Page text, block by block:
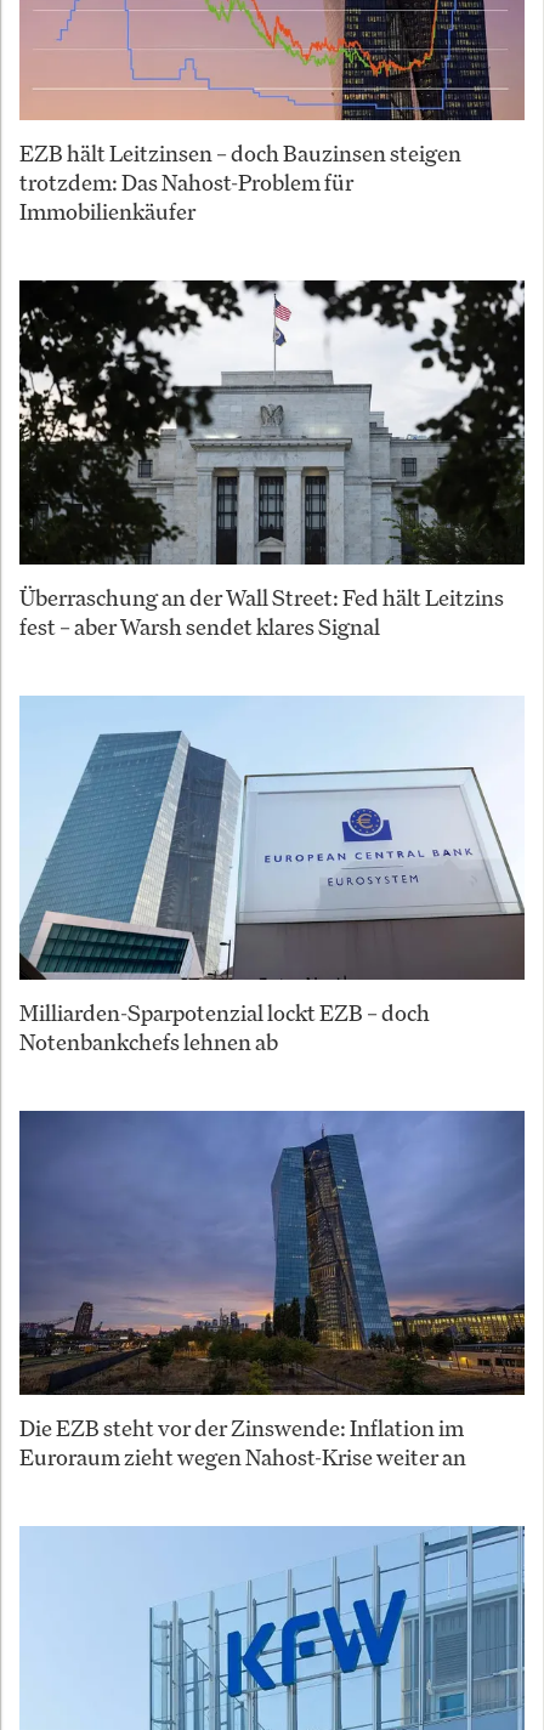
EZB hält Leitzinsen – doch Bauzinsen steigen
trotzdem: Das Nahost-Problem für
Immobilienkäufer
Überraschung an der Wall Street: Fed hält Leitzins
fest – aber Warsh sendet klares Signal
Milliarden-Sparpotenzial lockt EZB – doch
Notenbankchefs lehnen ab
Die EZB steht vor der Zinswende: Inflation im
Euroraum zieht wegen Nahost-Krise weiter an